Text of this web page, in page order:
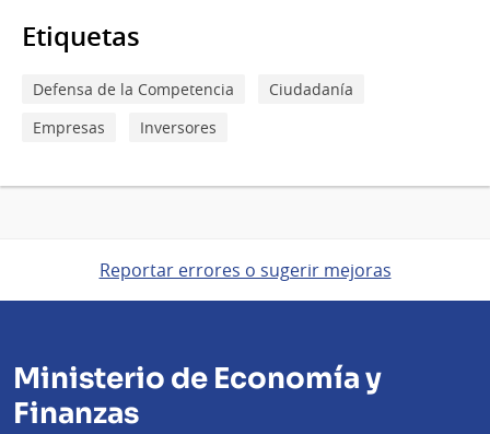
Etiquetas
Defensa de la Competencia
Ciudadanía
Empresas
Inversores
Reportar errores o sugerir mejoras
Ministerio de Economía y
Finanzas